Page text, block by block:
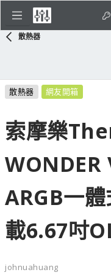
散熱器
散熱器 網友開箱
索摩樂
WONDER
ARGB一
載6.67吋
johnuahuang